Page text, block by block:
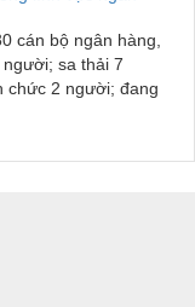
cán bộ ngân hàng,
sa thải 7
chức 2 người; đang